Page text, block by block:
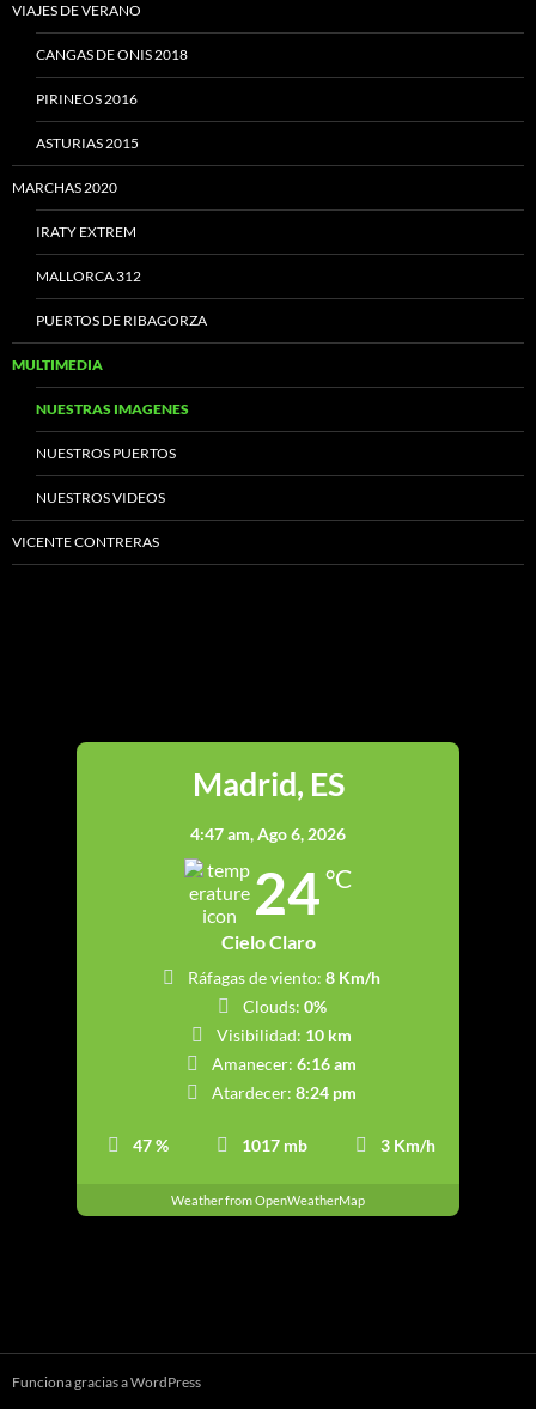
VIAJES DE VERANO
CANGAS DE ONIS 2018
PIRINEOS 2016
ASTURIAS 2015
MARCHAS 2020
IRATY EXTREM
MALLORCA 312
PUERTOS DE RIBAGORZA
MULTIMEDIA
NUESTRAS IMAGENES
NUESTROS PUERTOS
NUESTROS VIDEOS
VICENTE CONTRERAS
Madrid, ES
4:47 am,Ago 6, 2026
24 °C
Cielo Claro
47 % 1017 mb 3 Km/h
Ráfagas de viento: 8 Km/h
Clouds: 0%
Visibilidad: 10 km
Amanecer: 6:16 am
Atardecer: 8:24 pm
Weather from OpenWeatherMap
Funciona gracias a WordPress